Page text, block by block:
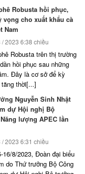
Robusta hồi phục,
vọng cho xuất khẩu cà
Nam
/ 2023 6:38 chiều
Robusta trên thị trường
hồi phục sau những
Đây là cơ sở để kỳ
thời[...]
Nguyễn Sinh Nhật
dự Hội nghị Bộ
lượng APEC lần
/ 2023 6:31 chiều
16/8/2023, Đoàn đại biểu
do Thứ trưởng Bộ Công